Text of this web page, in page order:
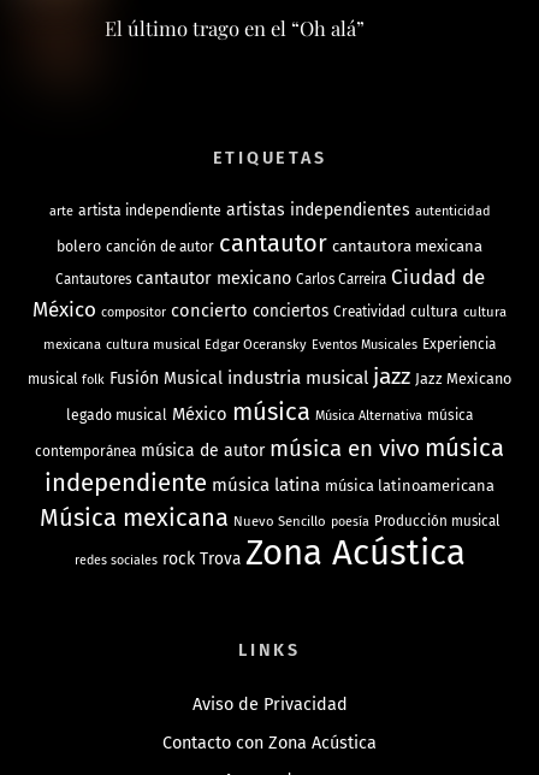
El último trago en el “Oh alá”
ETIQUETAS
arte artista independiente artistas independientes autenticidad
bolero canción de autor cantautor cantautora mexicana
Cantautores cantautor mexicano Carlos Carreira Ciudad de
México compositor concierto conciertos Creatividad cultura cultura
mexicana cultura musical Edgar Oceransky Eventos Musicales Experiencia
musical folk Fusión Musical industria musical jazz Jazz Mexicano
legado musical México música Música Alternativa música
contemporánea música de autor música en vivo música
independiente música latina música latinoamericana
Música mexicana Nuevo Sencillo poesía Producción musical
redes sociales rock Trova Zona Acústica
LINKS
Aviso de Privacidad
Contacto con Zona Acústica